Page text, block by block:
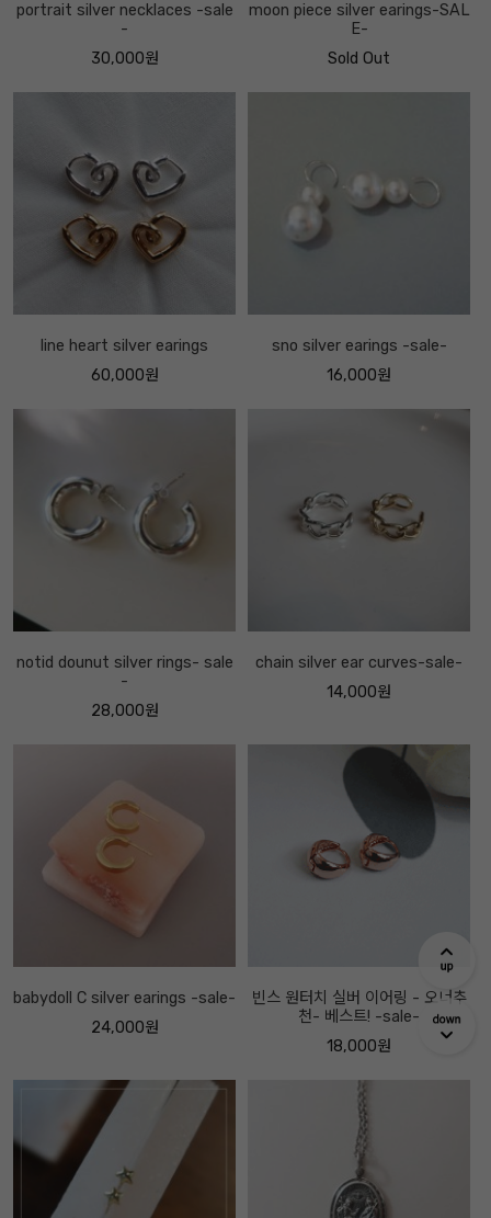
portrait silver necklaces -sale
-
30,000원
moon piece silver earings-SAL
E-
Sold Out
line heart silver earings
60,000원
sno silver earings -sale-
16,000원
notid dounut silver rings- sale
-
28,000원
chain silver ear curves-sale-
14,000원
babydoll C silver earings -sale-
24,000원
빈스 원터치 실버 이어링 - 오너추
천- 베스트! -sale-
18,000원